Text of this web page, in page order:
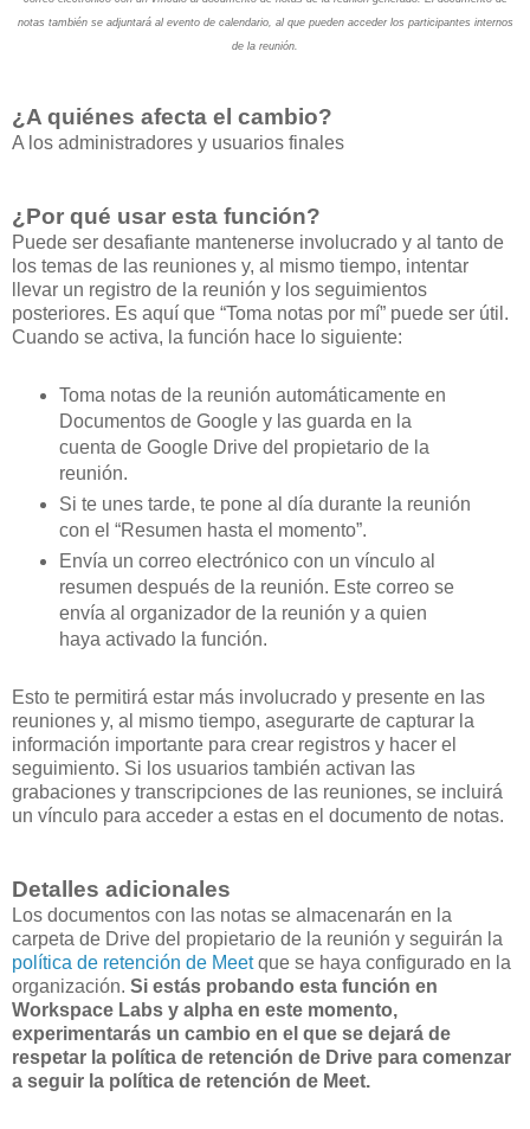
notas también se adjuntará al evento de calendario, al que pueden acceder los participantes internos
de la reunión.
¿A quiénes afecta el cambio?
A los administradores y usuarios finales
¿Por qué usar esta función?
Puede ser desafiante mantenerse involucrado y al tanto de
los temas de las reuniones y, al mismo tiempo, intentar
llevar un registro de la reunión y los seguimientos
posteriores. Es aquí que “Toma notas por mí” puede ser útil.
Cuando se activa, la función hace lo siguiente:
Toma notas de la reunión automáticamente en
Documentos de Google y las guarda en la
cuenta de Google Drive del propietario de la
reunión.
Si te unes tarde, te pone al día durante la reunión
con el “Resumen hasta el momento”.
Envía un correo electrónico con un vínculo al
resumen después de la reunión. Este correo se
envía al organizador de la reunión y a quien
haya activado la función.
Esto te permitirá estar más involucrado y presente en las
reuniones y, al mismo tiempo, asegurarte de capturar la
información importante para crear registros y hacer el
seguimiento. Si los usuarios también activan las
grabaciones y transcripciones de las reuniones, se incluirá
un vínculo para acceder a estas en el documento de notas.
Detalles adicionales
Los documentos con las notas se almacenarán en la
carpeta de Drive del propietario de la reunión y seguirán la
política de retención de Meetque se haya configurado en la
organización. Si estás probando esta función en
Workspace Labs y alpha en este momento,
experimentarás un cambio en el que se dejará de
respetar la política de retención de Drive para comenzar
a seguir la política de retención de Meet.